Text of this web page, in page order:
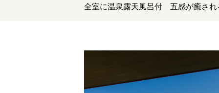
全室に温泉露天風呂付 五感が癒され